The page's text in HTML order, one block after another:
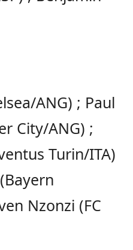
ANG) ; Paul
City/ANG) ;
Turin/ITA)
Nzonzi (FC